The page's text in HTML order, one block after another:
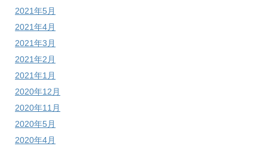
2021年5月
2021年4月
2021年3月
2021年2月
2021年1月
2020年12月
2020年11月
2020年5月
2020年4月